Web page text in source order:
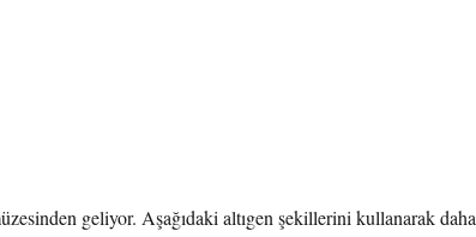
geliyor. Aşağıdaki altıgen şekillerini kullanarak daha